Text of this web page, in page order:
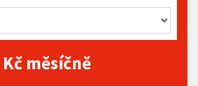
Kč měsíčně